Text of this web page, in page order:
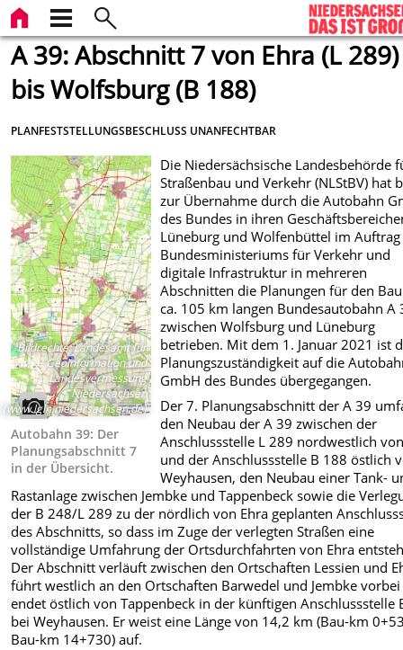
A 39: Abschnitt 7 von Ehra (L 289)
bis Wolfsburg (B 188)
PLANFESTSTELLUNGSBESCHLUSS UNANFECHTBAR
Bildrechte:Landesamt für
Geoinformation und
Landesvermessung
Niedersachsen
(www.lgln.niedersachsen.de)
Autobahn 39: Der
Planungsabschnitt 7
in der Übersicht.
Die Niedersächsische Landesbehörde
Straßenbau und Verkehr (NLStBV) hat
zur Übernahme durch die Autobahn
des Bundes in ihren
Lüneburg und Wolfenbüttel im Auftrag
Bundesministeriums für Verkehr und
digitale Infrastruktur in mehreren
Abschnitten die Planungen für den
ca. 105 km langen Bundesautobahn A
zwischen Wolfsburg und Lüneburg
betrieben. Mit dem 1. Januar 2021 ist
Planungszuständigkeit auf die
GmbH des Bundes übergegangen.
Der 7. Planungsabschnitt der A 39
den Neubau der A 39 zwischen der
Anschlussstelle L 289 nordwestlich
und der Anschlussstelle B 188 östlich
Weyhausen, den Neubau einer Tank-
Rastanlage zwischen Jembke und Tappenbeck sowie die
der B 248/L 289 zu der nördlich von Ehra geplanten
des Abschnitts, so dass im Zuge der verlegten Straßen eine
vollständige Umfahrung der Ortsdurchfahrten von Ehra
Der Abschnitt verläuft zwischen den Ortschaften Lessien und
führt westlich an den Ortschaften Barwedel und Jembke
endet östlich von Tappenbeck in der künftigen Anschlussstelle
bei Weyhausen. Er weist eine Länge von 14,2 km (Bau-km
Bau-km 14+730) auf.